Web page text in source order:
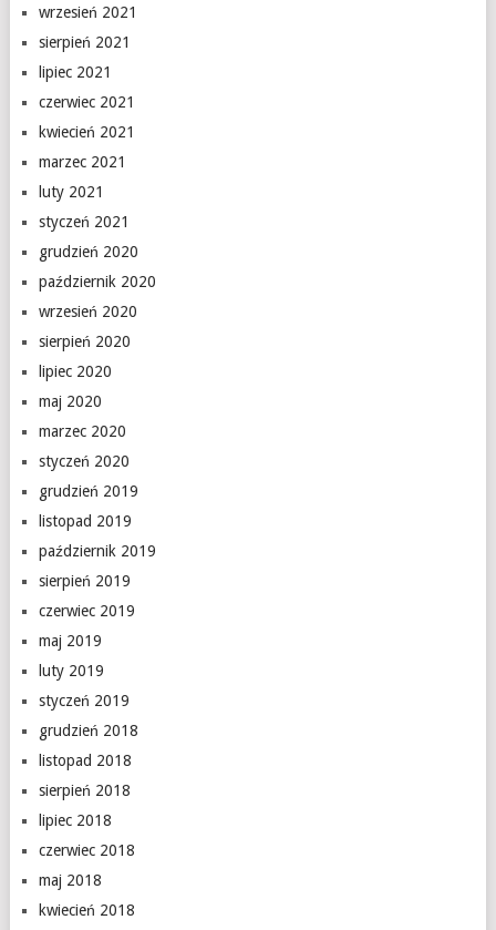
wrzesień 2021
sierpień 2021
lipiec 2021
czerwiec 2021
kwiecień 2021
marzec 2021
luty 2021
styczeń 2021
grudzień 2020
październik 2020
wrzesień 2020
sierpień 2020
lipiec 2020
maj 2020
marzec 2020
styczeń 2020
grudzień 2019
listopad 2019
październik 2019
sierpień 2019
czerwiec 2019
maj 2019
luty 2019
styczeń 2019
grudzień 2018
listopad 2018
sierpień 2018
lipiec 2018
czerwiec 2018
maj 2018
kwiecień 2018